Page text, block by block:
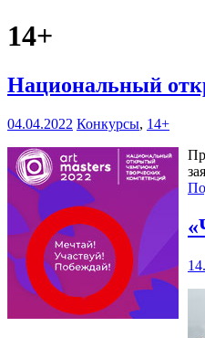
14+
Национальный
04.04.2022 Конкурсы, 14+